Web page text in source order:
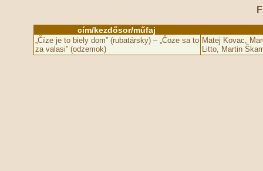
cím/kezdősor/műfaj
„Číze je to biely dom” (rubatársky) – „Čoze sa to
za valasi” (odzemok)
Matej Kovac,
Litto, Martin